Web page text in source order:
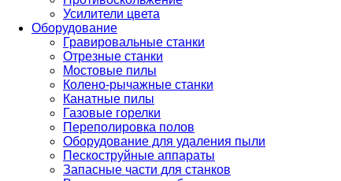
Усилители цвета
Оборудование
Гравировальные станки
Отрезные станки
Мостовые пилы
Колено-рычажные станки
Канатные пилы
Газовые горелки
Переполировка полов
Оборудование для удаления пыли
Пескоструйные аппараты
Запасные части для станков